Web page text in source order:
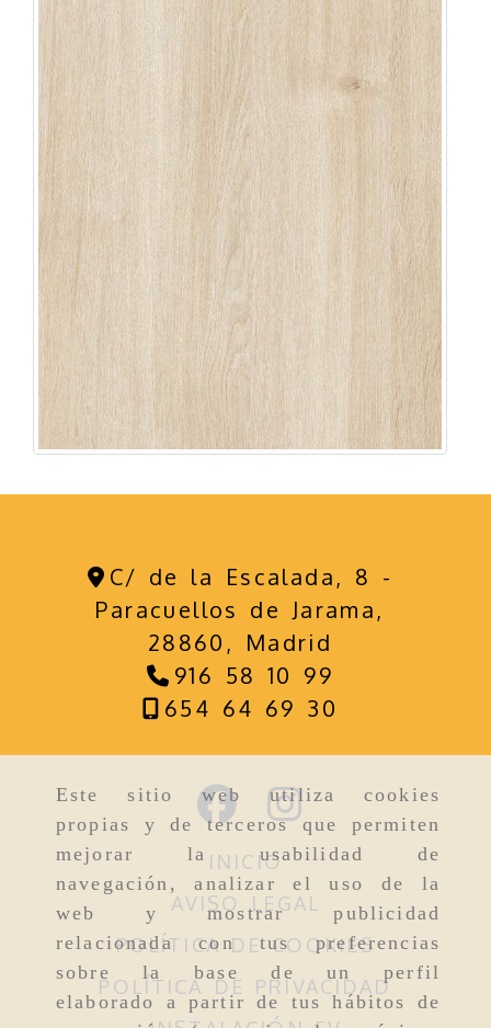
Este sitio web utiliza cookies
propias y de terceros que permiten
mejorar la usabilidad de
navegación, analizar el uso de la
web y mostrar publicidad
relacionada con tus preferencias
sobre la base de un perfil
elaborado a partir de tus hábitos de
C/ de la Escalada, 8 -
Paracuellos de Jarama,
28860, Madrid
916 58 10 99
654 64 69 30
INICIO
AVISO LEGAL
POLÍTICA DE COOKIES
POLÍTICA DE PRIVACIDAD